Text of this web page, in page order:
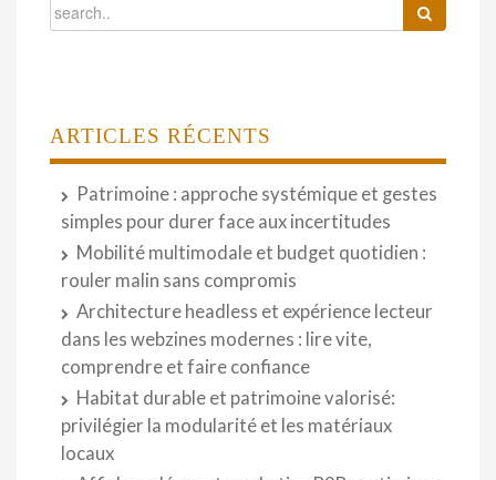
ARTICLES RÉCENTS
Patrimoine : approche systémique et gestes
simples pour durer face aux incertitudes
Mobilité multimodale et budget quotidien :
rouler malin sans compromis
Architecture headless et expérience lecteur
dans les webzines modernes : lire vite,
comprendre et faire confiance
Habitat durable et patrimoine valorisé:
privilégier la modularité et les matériaux
locaux